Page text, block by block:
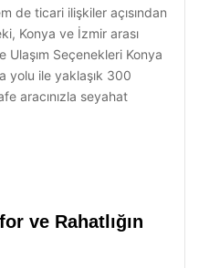
de ticari ilişkiler açısından
Konya ve İzmir arası
Ulaşım Seçenekleri Konya
yolu ile yaklaşık 300
aracınızla seyahat
ve Rahatlığın